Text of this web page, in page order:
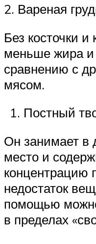
2. Вареная
Без косточки
меньше жира и
сравнению с
мясом.
Постный
Он занимает в
место и
концентрацию
недостаток
помощью
в пределах